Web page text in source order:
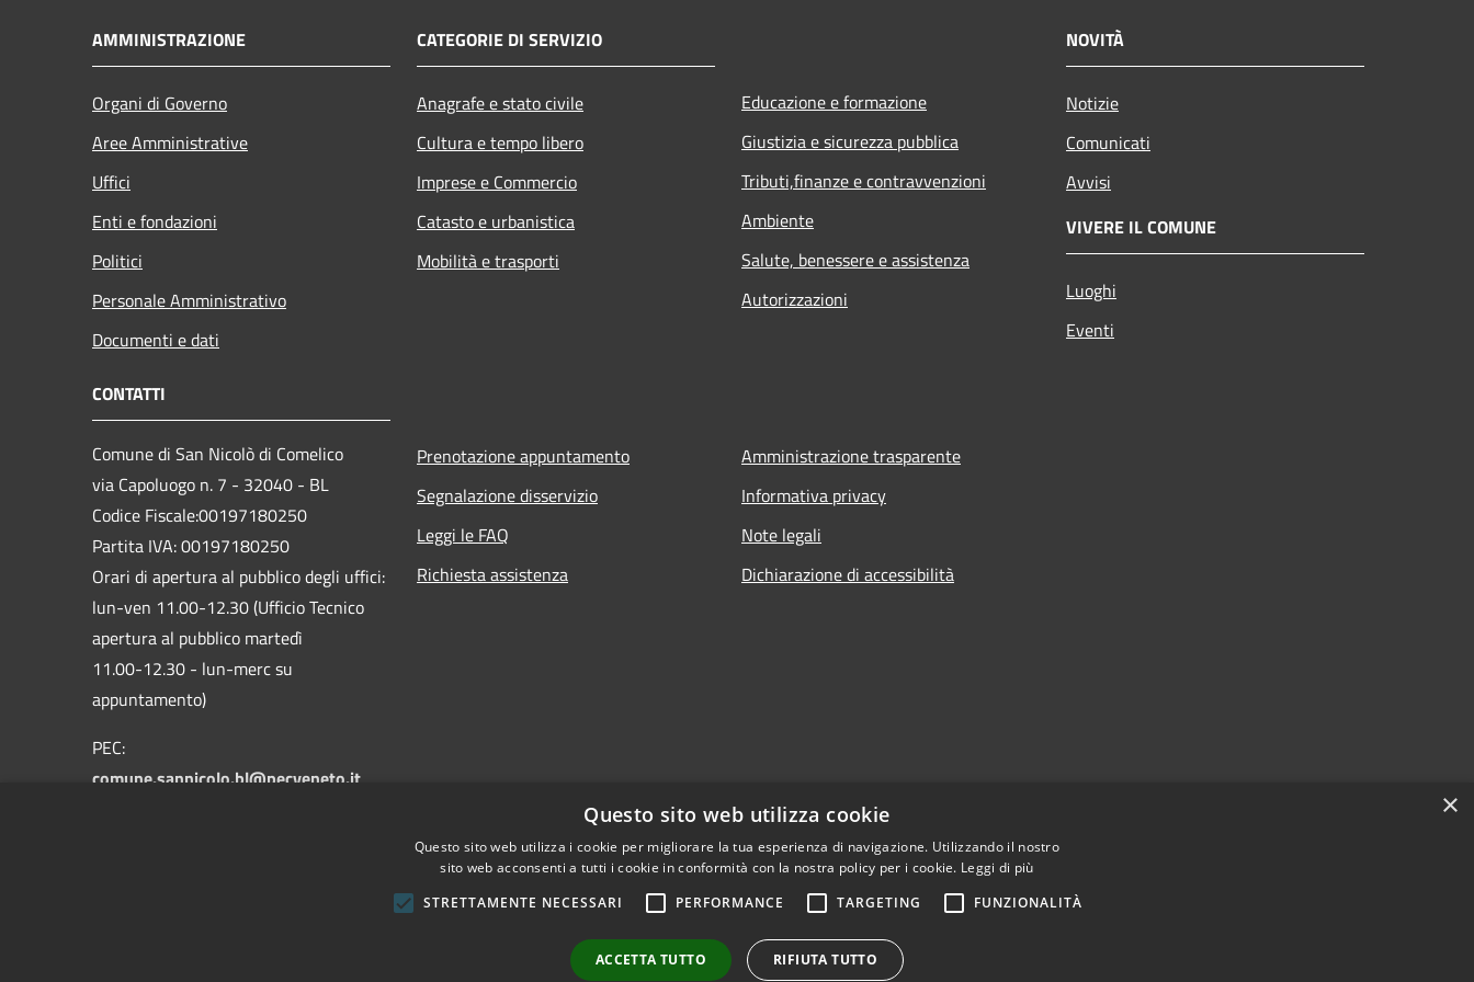
AMMINISTRAZIONE
Organi di Governo
Aree Amministrative
Uffici
Enti e fondazioni
Politici
Personale Amministrativo
Documenti e dati
CATEGORIE DI SERVIZIO
Anagrafe e stato civile
Cultura e tempo libero
Imprese e Commercio
Catasto e urbanistica
Mobilità e trasporti
Educazione e formazione
Giustizia e sicurezza pubblica
Tributi,finanze e contravvenzioni
Ambiente
Salute, benessere e assistenza
Autorizzazioni
NOVITÀ
Notizie
Comunicati
Avvisi
VIVERE IL COMUNE
Luoghi
Eventi
CONTATTI
Comune di San Nicolò di Comelico
via Capoluogo n. 7 - 32040 - BL
Codice Fiscale:00197180250
Partita IVA: 00197180250
Orari di apertura al pubblico degli uffici:
lun-ven 11.00-12.30 (Ufficio Tecnico
apertura al pubblico martedì
11.00-12.30 - lun-merc su
appuntamento)
PEC:
comune.sannicolo.bl@pecveneto.it
Prenotazione appuntamento
Segnalazione disservizio
Leggi le FAQ
Richiesta assistenza
Amministrazione trasparente
Informativa privacy
Note legali
Dichiarazione di accessibilità
Copyright © 2026 • Comune di San Nicolò di Comelico • Powered by
×
Questo sito web utilizza cookie
Questo sito web utilizza i cookie per migliorare la tua esperienza di navigazione. Utilizzando il nostro
sito web acconsenti a tutti i cookie in conformità con la nostra policy per i cookie. Leggi di più
STRETTAMENTE NECESSARI
PERFORMANCE TARGETING FUNZIONALITÀ
ACCETTA TUTTO RIFIUTA TUTTO